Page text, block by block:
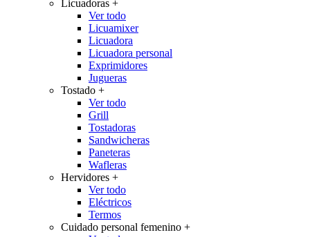
Licuadoras +
Ver todo
Licuamixer
Licuadora
Licuadora personal
Exprimidores
Jugueras
Tostado +
Ver todo
Grill
Tostadoras
Sandwicheras
Paneteras
Wafleras
Hervidores +
Ver todo
Eléctricos
Termos
Cuidado personal femenino +